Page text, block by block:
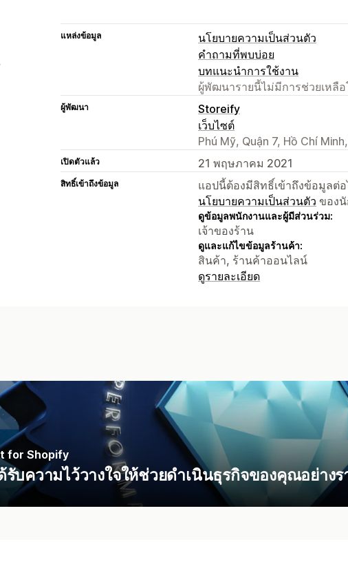
แหล่งข้อมูล
นโยบายความเป็นส่วนตัว
คำถามที่พบบ่อย
บทแนะนำการใช้งาน
ผู้พัฒนารายนี้ไม่มีการช่วยเหลื
ผู้พัฒนา
Storeify
เว็บไซต์
Phú Mỹ, Quận 7, Hồ Chí
เปิดตัวแล้ว 21 พฤษภาคม 2021
สิทธิ์เข้าถึงข้อมูล
แอปนี้ต้องมีสิทธิ์เข้าถึงข้อมูลต่
นโยบายความเป็นส่วนตัว ของ
ดูข้อมูลพนักงานและผู้มีส่วนร่วม:
เจ้าของร้าน
ดูและแก้ไขข้อมูลร้านค้า:
สินค้า, ร้านค้าออนไลน์
ดูรายละเอียด
for Shopify
บความไว้วางใจให้ช่วยดำเนินธุรกิจของคุณอย่าง